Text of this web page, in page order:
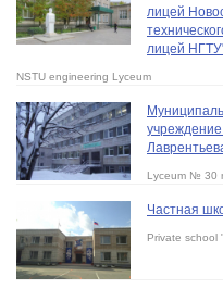
лицей
лицей
NSTU engineering Lyceum
Lyceum № 30
Частная
Private school